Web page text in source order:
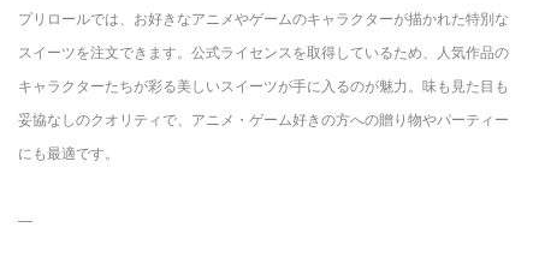
プリロールでは、お好きなアニメやゲームのキャラクターが描かれた特別な
スイーツを注文できます。公式ライセンスを取得しているため、人気作品の
キャラクターたちが彩る美しいスイーツが手に入るのが魅力。味も見た目も
妥協なしのクオリティで、アニメ・ゲーム好きの方への贈り物やパーティー
にも最適です。
—